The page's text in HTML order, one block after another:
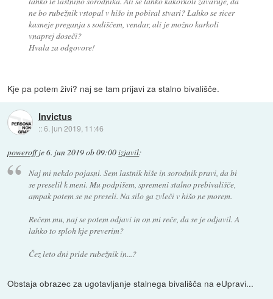
ne bo rubežnik vstopal v hišo in pobiral stvari? Lahko se sicer
kasneje preganja s sodiščem, vendar, ali je možno karkoli
vnaprej doseči?
Hvala za odgovore!
Kje pa potem živi? naj se tam prijavi za stalno bivališče.
Invictus
::6. jun 2019, 11:46
poweroffje6. jun 2019 ob 09:00izjavil:
Naj mi nekdo pojasni. Sem lastnik hiše in sorodnik pravi, da bi
se preselil k meni. Mu podpišem, spremeni stalno prebivališče,
ampak potem se ne preseli. Na silo ga zvleči v hišo ne morem.
Rečem mu, naj se potem odjavi in on mi reče, da se je odjavil. A
lahko to sploh kje preverim?
Čez leto dni pride rubežnik in...?
Obstaja obrazec za ugotavljanje stalnega bivališča na eUpravi...